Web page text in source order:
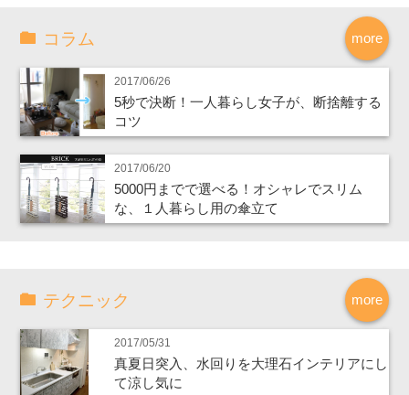
more
コラム
2017/06/26
5秒で決断！一人暮らし女子が、断捨離する
コツ
2017/06/20
5000円までで選べる！オシャレでスリム
な、１人暮らし用の傘立て
more
テクニック
2017/05/31
真夏日突入、水回りを大理石インテリアにし
て涼し気に